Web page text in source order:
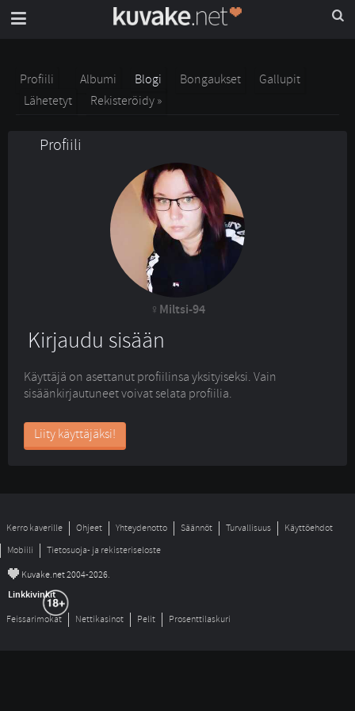
Profiili Albumi Blogi Bongaukset
Gallupit
Lähetetyt
Rekisteröidy »
Profiili
Miltsi-94
Kirjaudu sisään
Käyttäjä on asettanut profiilinsa yksityiseksi. Vain
sisäänkirjautuneet voivat selata profiilia.
Liity käyttäjäksi!
Kerro kaverille Ohjeet Yhteydenotto Säännöt Turvallisuus
Käyttöehdot
Mobiili
Tietosuoja- ja rekisteriseloste
© Kuvake.net 2004-2026.
Linkkivinkit
Feissarimokat Nettikasinot Pelit Prosenttilaskuri